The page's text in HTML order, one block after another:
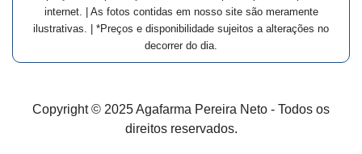
internet. | As fotos contidas em nosso site são meramente
ilustrativas. | *Preços e disponibilidade sujeitos a alterações no
decorrer do dia.
Copyright © 2025 Agafarma Pereira Neto - Todos os
direitos reservados.